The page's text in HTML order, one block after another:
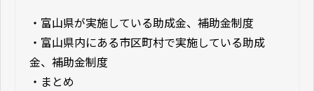
・ 富山県が実施している助成金、補助金制度
・ 富山県内にある市区町村で実施している助成
金、補助金制度
・ まとめ